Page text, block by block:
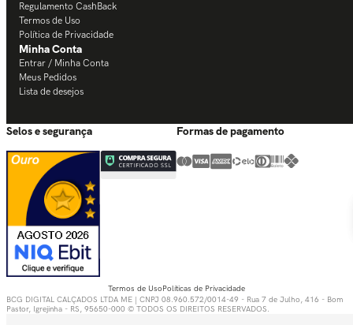
Regulamento CashBack
Termos de Uso
Política de Privacidade
Minha Conta
Entrar / Minha Conta
Meus Pedidos
Lista de desejos
Selos e segurança Formas de pagamento
Termos de UsoPolíticas de Privacidade
BCG DIGITAL CALÇADOS LTDA ME | CNPJ 08.960.572/0014-49 - Rua 7 de Julho, 416 - Bom
Pastor, Igrejinha - RS, 95650-000 © TODOS OS DIREITOS RESERVADOS.